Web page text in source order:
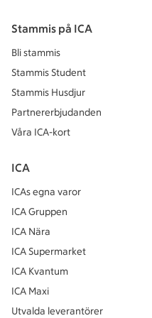
Stammis på ICA
Bli stammis
Stammis Student
Stammis Husdjur
Partnererbjudanden
Våra ICA-kort
ICA
ICAs egna varor
ICA Gruppen
ICA Nära
ICA Supermarket
ICA Kvantum
ICA Maxi
Utvalda leverantörer